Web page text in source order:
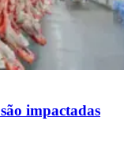
impactadas